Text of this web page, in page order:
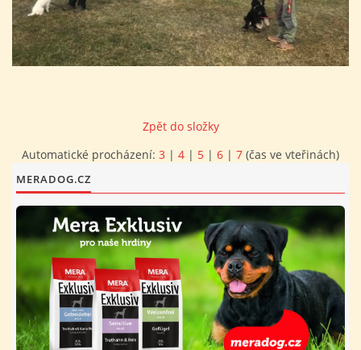
FOTOALBUM
PROVOZNÍ ŘÁD
O NÁS - HISTORIE A SOUČASNOST
AVZO TSČ ČR CHRUDIM P.S.
VÝBOR KK
Zpět do složky
Automatické procházení: 3 | 4 | 5 | 6 | 7 (čas ve vteřinách)
MERADOG.CZ